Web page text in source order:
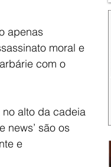
apenas
moral e
com o
alto da cadeia
news’ são os
e